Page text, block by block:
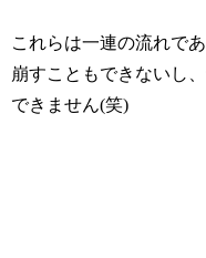
これらは一連の流れであ
崩すこともできないし
できません(笑)